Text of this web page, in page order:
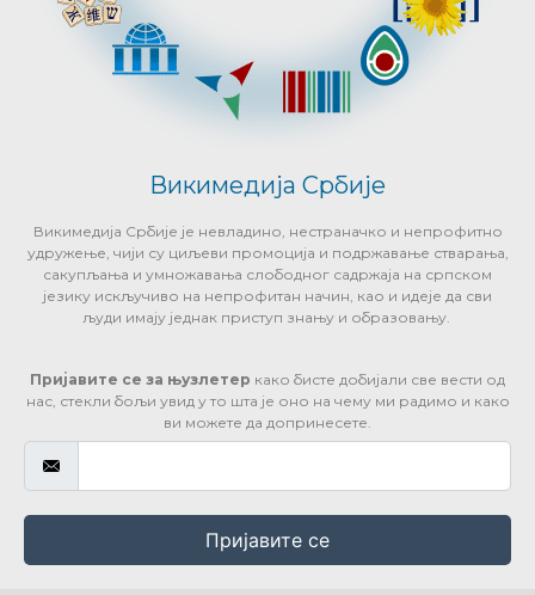
Викимедија Србије
Викимедија Србије је невладино, нестраначко и непрофитно
удружење, чији су циљеви промоција и подржавање стварања,
сакупљања и умножавања слободног садржаја на српском
језику искључиво на непрофитан начин, као и идеје да сви
људи имају једнак приступ знању и образовању.
Пријавите се за њузлетер како бисте добијали све вести од
нас, стекли бољи увид у то шта је оно на чему ми радимо и како
ви можете да допринесете.
Пријавите се